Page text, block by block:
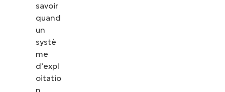
savoir
quand
un
systè
me
d’expl
oitatio